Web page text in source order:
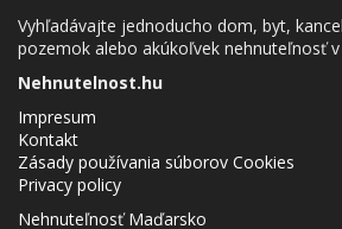
Vyhľadávajte jednoducho dom, byt,
pozemok alebo akúkoľvek nehnuteľnosť
Nehnutelnost.hu
Impresum
Kontakt
Zásady používania súborov Cookies
Privacy policy
Nehnuteľnosť Maďarsko